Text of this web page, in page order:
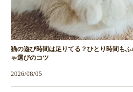
猫の遊び時間は足りてる？ひとり時間も
ゃ選びのコツ
2026/08/05